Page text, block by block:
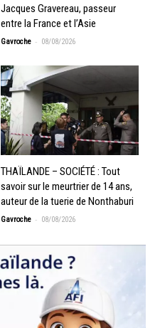
Jacques Gravereau, passeur
entre la France et l’Asie
Gavroche - 08/08/2026
THAÏLANDE – SOCIÉTÉ : Tout
savoir sur le meurtrier de 14 ans,
auteur de la tuerie de Nonthaburi
Gavroche - 08/08/2026